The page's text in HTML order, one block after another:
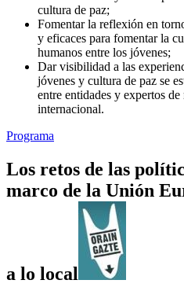
cultura de paz;
Fomentar la reflexión en
y eficaces para fomentar la
humanos entre los jóvenes;
Dar visibilidad a las
jóvenes y cultura de paz se
entre entidades y expertos
internacional.
Programa
Los retos de las
marco de la Unión
a lo local